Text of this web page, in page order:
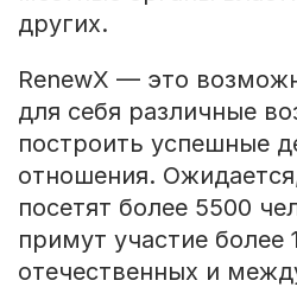
других.
RenewX — это
для себя различные
построить успешные
отношения.
посетят более 5500
примут участие более
отечественных и